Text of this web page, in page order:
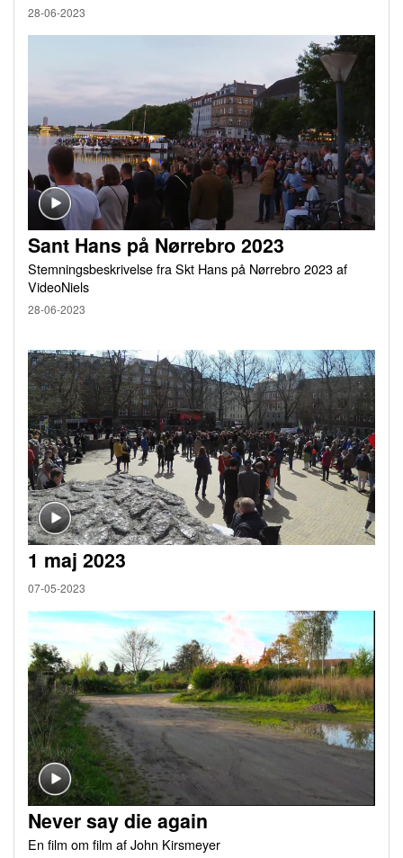
28-06-2023
Sant Hans på Nørrebro 2023
Stemningsbeskrivelse fra Skt Hans på Nørrebro 2023 af
VideoNiels
28-06-2023
1 maj 2023
07-05-2023
Never say die again
En film om film af John Kirsmeyer